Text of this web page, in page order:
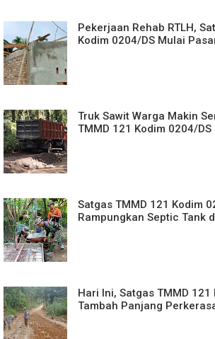
Pekerjaan Rehab RTLH,
Kodim 0204/DS Mulai
Truk Sawit Warga Makin
TMMD 121 Kodim 0204/DS
Satgas TMMD 121 Kodim
Rampungkan Septic Tank
Hari Ini, Satgas TMMD 121
Tambah Panjang